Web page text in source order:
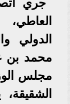
جري
الدولي
محمد بن
مجلس